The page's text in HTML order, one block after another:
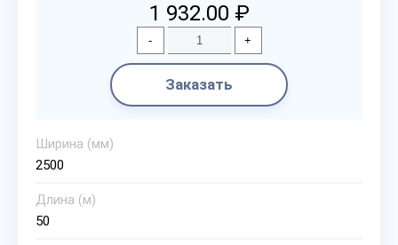
1 932.00 ₽
- +
Заказать
Ширина (мм)
2500
Длина (м)
50